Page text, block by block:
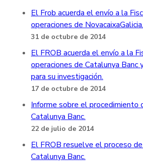
El Frob acuerda el envío a la
operaciones de NovacaixaGalicia.
31 de octubre de 2014
El FROB acuerda el envío a la
operaciones de Catalunya Banc
para su investigación.
17 de octubre de 2014
Informe sobre el procedimiento
Catalunya Banc.
22 de julio de 2014
El FROB resuelve el proceso
Catalunya Banc.